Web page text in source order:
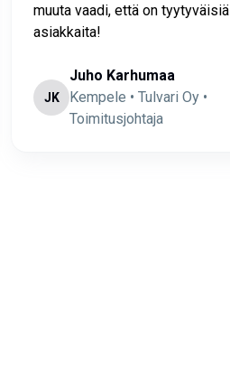
muuta vaadi, että on tyytyväisiä
asiakkaita!
JK
Juho Karhumaa
Kempele • Tulvari Oy •
Toimitusjohtaja